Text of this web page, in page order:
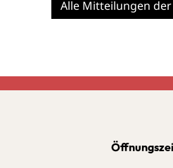
Alle Mitteilungen